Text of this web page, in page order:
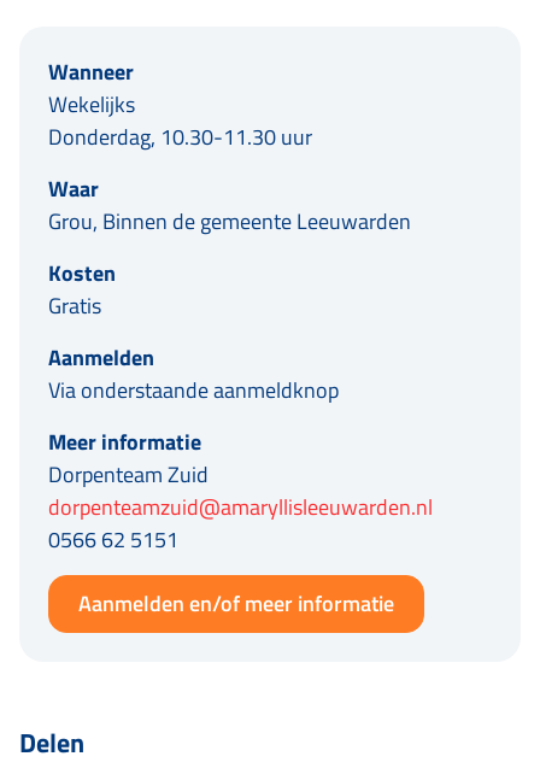
Wanneer
Wekelijks
Donderdag, 10.30-11.30 uur
Waar
Grou, Binnen de gemeente Leeuwarden
Kosten
Gratis
Aanmelden
Via onderstaande aanmeldknop
Meer informatie
Dorpenteam Zuid
dorpenteamzuid@amaryllisleeuwarden.nl
0566 62 5151
Aanmelden en/of meer informatie
Delen